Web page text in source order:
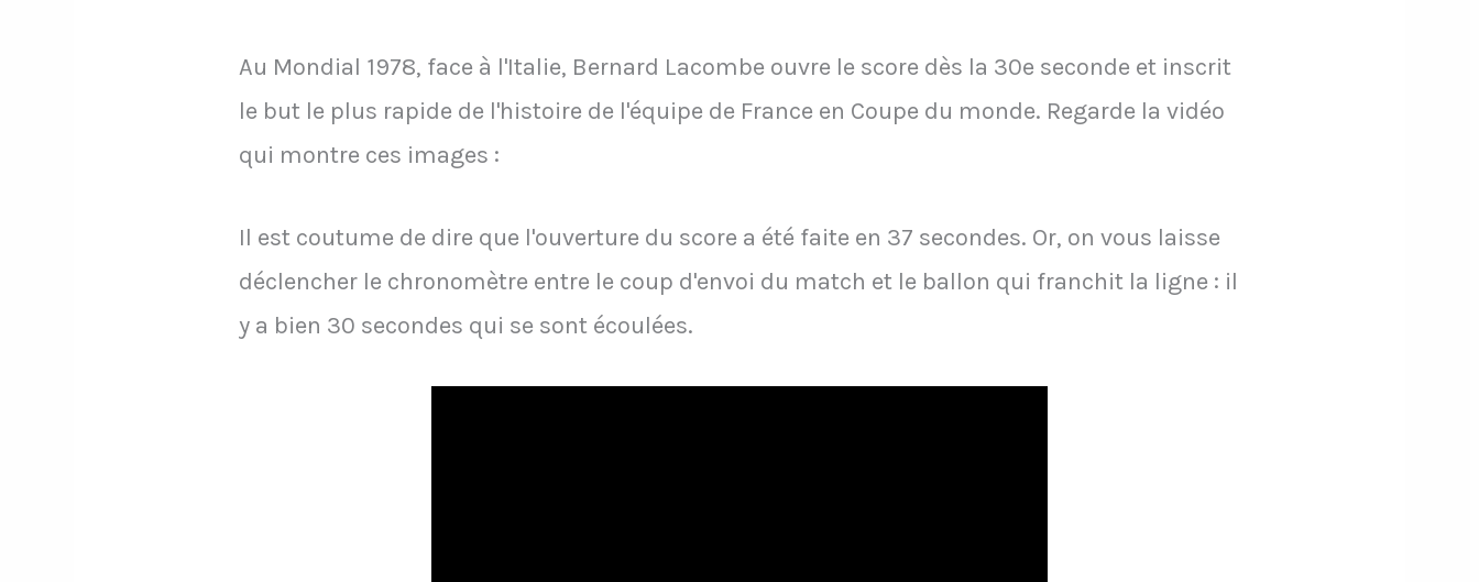
Au Mondial 1978, face à l'Italie, Bernard Lacombe ouvre le score dès la 30e seconde et inscrit
le but le plus rapide de l'histoire de l'équipe de France en Coupe du monde. Regarde la vidéo
qui montre ces images :
Il est coutume de dire que l'ouverture du score a été faite en 37 secondes. Or, on vous laisse
déclencher le chronomètre entre le coup d'envoi du match et le ballon qui franchit la ligne : il
y a bien 30 secondes qui se sont écoulées.